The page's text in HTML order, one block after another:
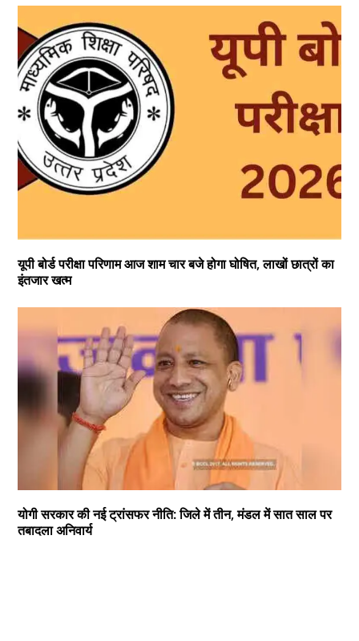
यूपी बोर्ड परीक्षा परिणाम आज शाम चार बजे होगा घोषित, लाखों छात्रों का
इंतजार खत्म
योगी सरकार की नई ट्रांसफर नीति: जिले में तीन, मंडल में सात साल पर
तबादला अनिवार्य